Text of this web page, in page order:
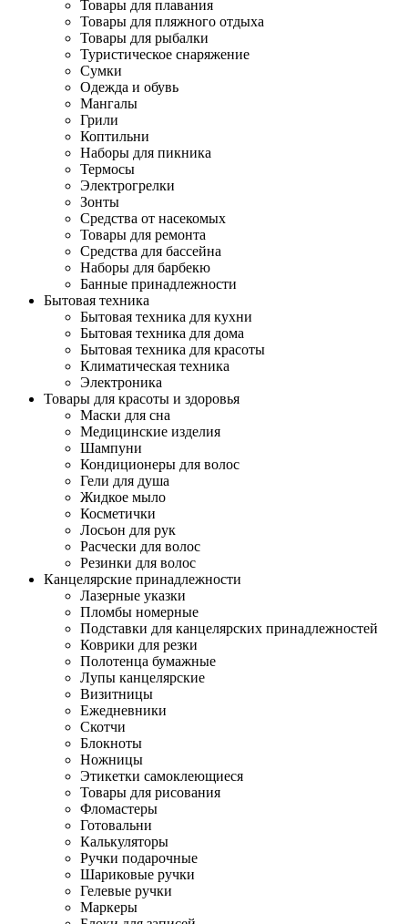
Товары для плавания
Товары для пляжного отдыха
Товары для рыбалки
Туристическое снаряжение
Сумки
Одежда и обувь
Мангалы
Грили
Коптильни
Наборы для пикника
Термосы
Электрогрелки
Зонты
Средства от насекомых
Товары для ремонта
Средства для бассейна
Наборы для барбекю
Банные принадлежности
Бытовая техника
Бытовая техника для кухни
Бытовая техника для дома
Бытовая техника для красоты
Климатическая техника
Электроника
Товары для красоты и здоровья
Маски для сна
Медицинские изделия
Шампуни
Кондиционеры для волос
Гели для душа
Жидкое мыло
Косметички
Лосьон для рук
Расчески для волос
Резинки для волос
Канцелярские принадлежности
Лазерные указки
Пломбы номерные
Подставки для канцелярских принадлежностей
Коврики для резки
Полотенца бумажные
Лупы канцелярские
Визитницы
Ежедневники
Скотчи
Блокноты
Ножницы
Этикетки самоклеющиеся
Товары для рисования
Фломастеры
Готовальни
Калькуляторы
Ручки подарочные
Шариковые ручки
Гелевые ручки
Маркеры